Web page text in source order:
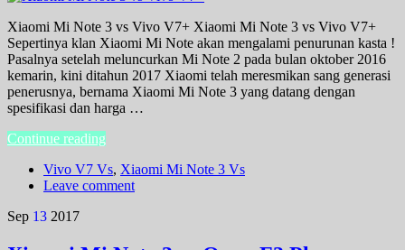
Xiaomi Mi Note 3 vs Vivo V7+ Xiaomi Mi Note 3 vs Vivo V7+
Sepertinya klan Xiaomi Mi Note akan mengalami penurunan kasta !
Pasalnya setelah meluncurkan Mi Note 2 pada bulan oktober 2016
kemarin, kini ditahun 2017 Xiaomi telah meresmikan sang generasi
penerusnya, bernama Xiaomi Mi Note 3 yang datang dengan
spesifikasi dan harga …
Continue reading
Vivo V7 Vs, Xiaomi Mi Note 3 Vs
Leave comment
Sep 13 2017